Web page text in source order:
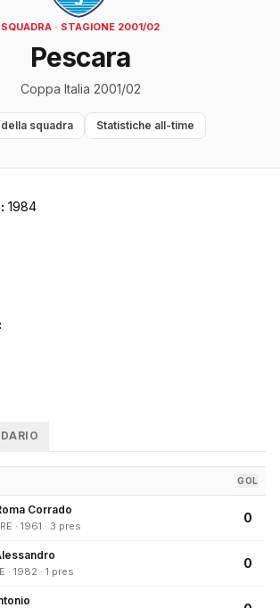
SQUADRA · STAGIONE 2001/02
Pescara
Coppa Italia 2001/02
squadra Statistiche all-time
1984
GOL
Corrado
· 1961 · 3 pres
0
· 1982 · 1 pres
0